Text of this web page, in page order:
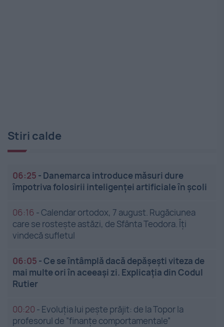
Stiri calde
06:25 - Danemarca introduce măsuri dure
împotriva folosirii inteligenței artificiale în școli
06:16 -Calendar ortodox, 7 august. Rugăciunea
care se rostește astăzi, de Sfânta Teodora. Îți
vindecă sufletul
06:05 -Ce se întâmplă dacă depășești viteza de
mai multe ori în aceeași zi. Explicația din Codul
Rutier
00:20 - Evoluția lui pește prăjit: de la Topor la
profesorul de ”finanțe comportamentale”